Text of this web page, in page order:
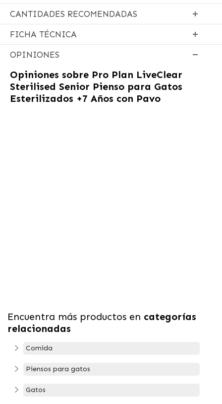
CANTIDADES RECOMENDADAS
FICHA TÉCNICA
OPINIONES
Opiniones sobre Pro Plan LiveClear
Sterilised Senior Pienso para Gatos
Esterilizados +7 Años con Pavo
Encuentra más productos en categorías
relacionadas
Comida
Piensos para gatos
Gatos